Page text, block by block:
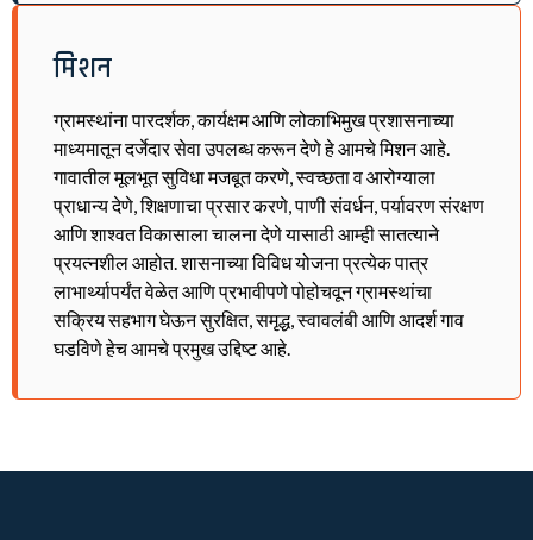
मिशन
ग्रामस्थांना पारदर्शक, कार्यक्षम आणि लोकाभिमुख प्रशासनाच्या
माध्यमातून दर्जेदार सेवा उपलब्ध करून देणे हे आमचे मिशन आहे.
गावातील मूलभूत सुविधा मजबूत करणे, स्वच्छता व आरोग्याला
प्राधान्य देणे, शिक्षणाचा प्रसार करणे, पाणी संवर्धन, पर्यावरण संरक्षण
आणि शाश्वत विकासाला चालना देणे यासाठी आम्ही सातत्याने
प्रयत्नशील आहोत. शासनाच्या विविध योजना प्रत्येक पात्र
लाभार्थ्यापर्यंत वेळेत आणि प्रभावीपणे पोहोचवून ग्रामस्थांचा
सक्रिय सहभाग घेऊन सुरक्षित, समृद्ध, स्वावलंबी आणि आदर्श गाव
घडविणे हेच आमचे प्रमुख उद्दिष्ट आहे.